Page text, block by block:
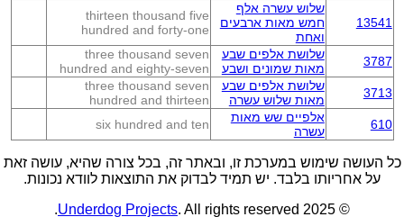
13541
שלוש עשרה אלף
חמש מאות ארבעים
ואחת
thirteen thousand five
hundred and forty-one
3787
שלושת אלפים שבע
מאות שמונים ושבע
three thousand seven
hundred and eighty-seven
3713
שלושת אלפים שבע
מאות שלוש עשרה
three thousand seven
hundred and thirteen
610
אלפיים שש מאות
עשרה
six hundred and ten
כל העושה שימוש במערכת זו, ובאתר זה, בכל צורה שהיא, עושה זאת
על אחריותו בלבד. יש תמיד לבדוק את התוצאות לוודא נכונות.
© 2025
Underdog Projects. All rights reserved.